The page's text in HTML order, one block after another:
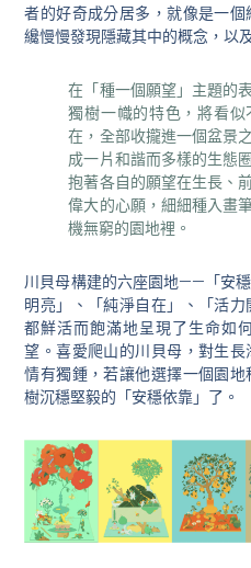
者的好奇成分居多，就像是一
纔慢慢發現隱藏其中的概念，以
在「種一個願望」主題的
獨樹一幟的特色，將看
在，全部收攏進一個盆景
成一片和諧而多樣的生態
抱著各自的願望在生長、
偉大的心願，細細種入畫
機無窮的園地裡。
川貝母構建的六座園地——「安
明亮」、「純淨自在」、「活
都鮮活而飽滿地呈現了生命如
望。喜愛爬山的川貝母，對生
情有獨鍾，若讓他選擇一個園
樹沉穩堅毅的「安穩依靠」了。